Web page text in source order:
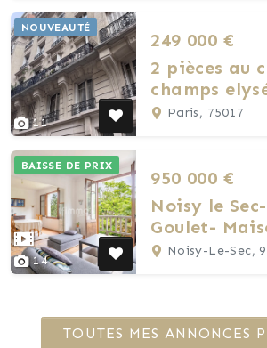
11
NOUVEAUTÉ
249 000 €
2 pièces au
champs
Paris, 75017
14
BAISSE DE PRIX
950 000 €
Noisy le
Goulet-
190m2-
Noisy-Le-Sec,
TOUTES MES ANNONCES